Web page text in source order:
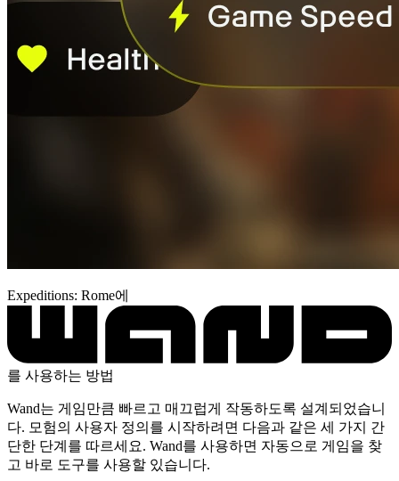
Expeditions: Rome에
를 사용하는 방법
Wand는 게임만큼 빠르고 매끄럽게 작동하도록 설계되었습니
다. 모험의 사용자 정의를 시작하려면 다음과 같은 세 가지 간
단한 단계를 따르세요. Wand를 사용하면 자동으로 게임을 찾
고 바로 도구를 사용할 있습니다.